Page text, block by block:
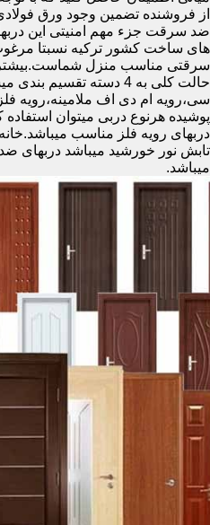
از فروشنده تضمین وجود ورق
ضد سرقت جزء مهم امنیتی این
های ساخت کشور ترکیه نسبتا
سرقتی مناسب منزل شماست.بیشتر
حالت کلی به 4 دسته
سی،رویه ام دی اف ملامینه،رویه
پوشیده هرنوع دربی میتوان
دربهای رویه فلز مناسب
تابش نور خورشید میباشد
میباشد.